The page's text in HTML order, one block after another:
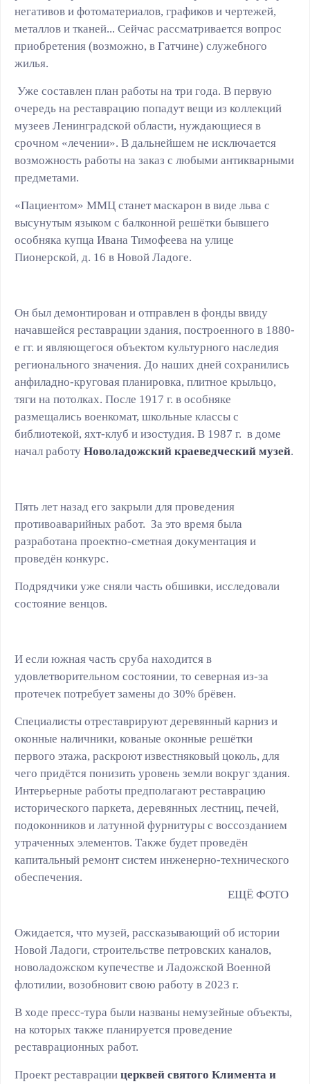
негативов и фотоматериалов, графиков и чертежей,
металлов и тканей... Сейчас рассматривается вопрос
приобретения (возможно, в Гатчине) служебного
жилья.
Уже составлен план работы на три года. В первую
очередь на реставрацию попадут вещи из коллекций
музеев Ленинградской области, нуждающиеся в
срочном «лечении». В дальнейшем не исключается
возможность работы на заказ с любыми антикварными
предметами.
«Пациентом» ММЦ станет маскарон в виде льва с
высунутым языком с балконной решётки бывшего
особняка купца Ивана Тимофеева на улице
Пионерской, д. 16 в Новой Ладоге.
Он был демонтирован и отправлен в фонды ввиду
начавшейся реставрации здания, построенного в 1880-
е гг. и являющегося объектом культурного наследия
регионального значения. До наших дней сохранились
анфиладно-круговая планировка, плитное крыльцо,
тяги на потолках. После 1917 г. в особняке
размещались военкомат, школьные классы с
библиотекой, яхт-клуб и изостудия. В 1987 г. в доме
начал работу Новоладожский краеведческий музей.
Пять лет назад его закрыли для проведения
противоаварийных работ. За это время была
разработана проектно-сметная документация и
проведён конкурс.
Подрядчики уже сняли часть обшивки, исследовали
состояние венцов.
И если южная часть сруба находится в
удовлетворительном состоянии, то северная из-за
протечек потребует замены до 30% брёвен.
Специалисты отреставрируют деревянный карниз и
оконные наличники, кованые оконные решётки
первого этажа, раскроют известняковый цоколь, для
чего придётся понизить уровень земли вокруг здания.
Интерьерные работы предполагают реставрацию
исторического паркета, деревянных лестниц, печей,
подоконников и латунной фурнитуры с воссозданием
утраченных элементов. Также будет проведён
капитальный ремонт систем инженерно-технического
обеспечения.
Ожидается, что музей, рассказывающий об истории
Новой Ладоги, строительстве петровских каналов,
новоладожском купечестве и Ладожской Военной
флотилии, возобновит свою работу в 2023 г.
В ходе пресс-тура были названы немузейные объекты,
на которых также планируется проведение
реставрационных работ.
Проект реставрации церквей святого Климента и